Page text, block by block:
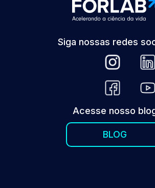
Siga nossas redes
Acesse nosso
BLOG